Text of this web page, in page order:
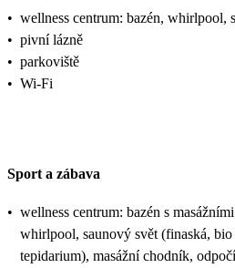
• wellness centrum: bazén, whirlpool,
• pivní lázně
• parkoviště
• Wi-Fi
Sport a zábava
• wellness centrum: bazén s
whirlpool, saunový svět (finaská,
tepidarium), masážní chodník,